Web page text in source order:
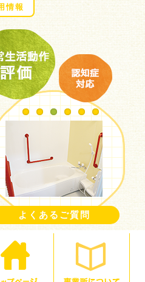
情報
1 2 3 4 5 6
よくあるご質問